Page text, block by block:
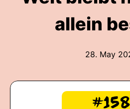
allein
28. May